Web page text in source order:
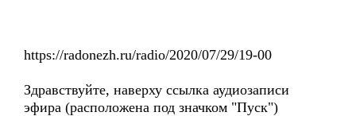
https://radonezh.ru/radio/2020/07/29/19-00
Здравствуйте, наверху ссылка аудиозаписи
эфира (расположена под значком "Пуск")